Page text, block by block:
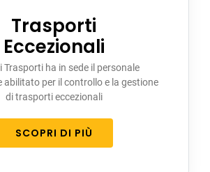
Trasporti
Eccezionali
Trasporti ha in sede il personale
abilitato per il controllo e la gestione
di trasporti eccezionali
SCOPRI DI PIÙ